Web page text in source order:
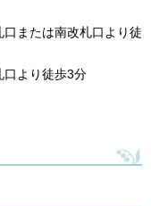
または南改札口より徒
口より徒歩3分